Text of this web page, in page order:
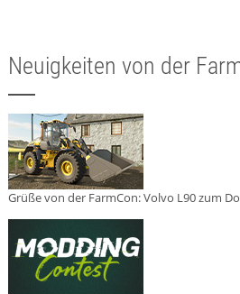
Neuigkeiten von der
Grüße von der FarmCon: Volvo L90 zum